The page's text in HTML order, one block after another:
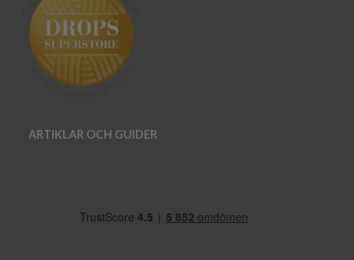
ARTIKLAR OCH GUIDER